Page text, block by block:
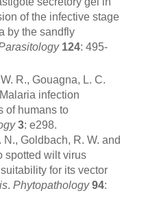
of the infective stage
by the sandfly
124: 495-
R., Gouagna, L. C.
infection
of humans to
3: e298.
N., Goldbach, R. W. and
spotted wilt virus
for its vector
. Phytopathology 94: